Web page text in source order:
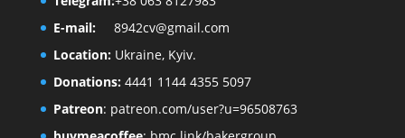
E-mail:
8942cv@gmail.com
Location:Ukraine, Kyiv.
Donations:4441 1144 4355 5097
Patreon: patreon.com/user?u=96508763